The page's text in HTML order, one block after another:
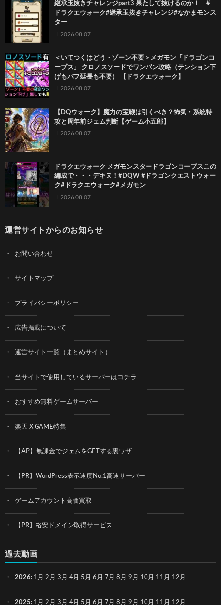
継承玉抜きチャレンジpart3 果たして抜けるのか！ #
ドラクエウォーク#継承玉抜きチャレンジ#なかまモンス
ター
2026.08.07
＜いてつくはどう・ゾーン不要＞メガモン「ドラゴンコ
ープス」 クロノスソードでワンパン攻略（テンション下
げもバフ延長も不要） 【ドラクエウォーク】
2026.08.07
【DQウォーク】魔力の宝鞭は引くべき？怖気・系統特
攻と周年前ジェム判断【ゲーム小五郎】
2026.08.07
ドラクエウォーク メガモンスタードラゴンコープスこの
編成で・・・デキヌ！#DQW #ドラゴンクエストウォー
ク#ドラクエウォーク#メガモン
2026.08.07
運営サイトからのお知らせ
お問い合わせ
サイトマップ
プライバシーポリシー
広告掲載について
運営サイト一覧（まとめサイト）
当サイトで使用しているサーバーはコチラ
おすすめ無料ゲームサーバー
楽天 X GAME特集
【AP】無課金でジェムをGETする裏ワザ
【PR】WordPress表示速度No.1高速サーバー
ゲームアカウント高価買取
【PR】格安ドメイン取得サービス
過去動画
2026: 1月 2月 3月 4月 5月 6月 7月 8月 9月 10月 11月 12月
2025: 1月 2月 3月 4月 5月 6月 7月 8月 9月 10月 11月 12月